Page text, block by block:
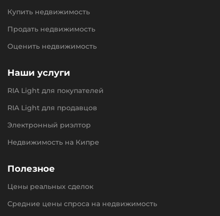
Купить недвижимость
Продать недвижимость
Оценить недвижимость
Наши услуги
RIA Light для покупателей
RIA Light для продавцов
Электронный риэлтор
Недвижимость на Кипре
Полезное
Цены реальных сделок
Средние цены спроса на недвижимость